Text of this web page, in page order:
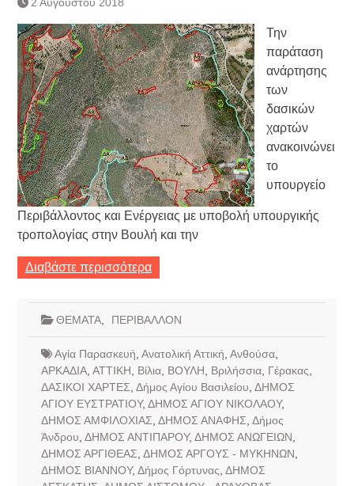
Ημερήσιο Δελτίο Τιμών
Συναλλάγματος &
Τραπεζογραμματίων 7-3-2019
Ημερήσιο Δελτίο Τιμών
Συναλλάγματος &
Τραπεζογραμματίων 4-3-2019
Κάθοδος αγροτών
Δικαιοσύνη
Την
παράταση
ανάρτησης
των
δασικών
χαρτών
ανακοινώνει
το
υπουργείο
Περιβάλλοντος και Ενέργειας με υποβολή υπουργικής
τροπολογίας στην Βουλή και την
Διαβάστε περισσότερα
ΘΕΜΑΤΑ, ΠΕΡΙΒΑΛΛΟΝ
Αγία Παρασκευή Ανατολική Αττική Ανθούσα,
ΑΡΚΑΔΙΑ, ΑΤΤΙΚΗ Βίλια, ΒΟΥΛΗ Βριλήσσια, Γέρακας
ΔΑΣΙΚΟΙ ΧΑΡΤΕΣ Δήμος Αγίου Βασιλείου ΔΗΜΟΣ
ΑΓΙΟΥ ΕΥΣΤΡΑΤΙΟΥ, ΔΗΜΟΣ ΑΓΙΟΥ ΝΙΚΟΛΑΟΥ,
ΔΗΜΟΣ ΑΜΦΙΛΟΧΙΑΣ ΔΗΜΟΣ ΑΝΑΦΗΣ Δήμος
Άνδρου ΔΗΜΟΣ ΑΝΤΙΠΑΡΟΥ, ΔΗΜΟΣ ΑΝΩΓΕΙΩΝ
ΔΗΜΟΣ ΑΡΓΙΘΕΑΣ ΔΗΜΟΣ ΑΡΓΟΥΣ - ΜΥΚΗΝΩΝ
ΔΗΜΟΣ ΒΙΑΝΝΟΥ, Δήμος Γόρτυνας ΔΗΜΟΣ